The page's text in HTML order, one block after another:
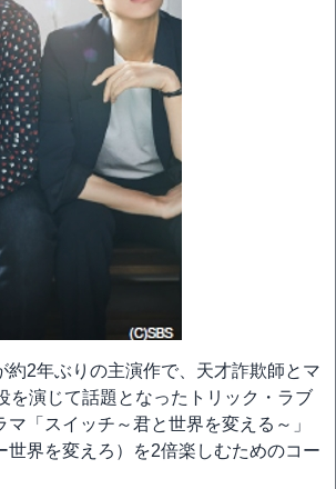
約2年ぶりの主演作で、天才詐欺師とマ
を演じて話題となったトリック・ラブ
マ「スイッチ～君と世界を変える～」
世界を変えろ）を2倍楽しむためのコー